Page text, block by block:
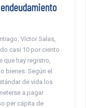
Víctor Salas,
casi 10 por ciento
que hay registro,
bienes. Según el
de vida los
a pagar
per cápita de